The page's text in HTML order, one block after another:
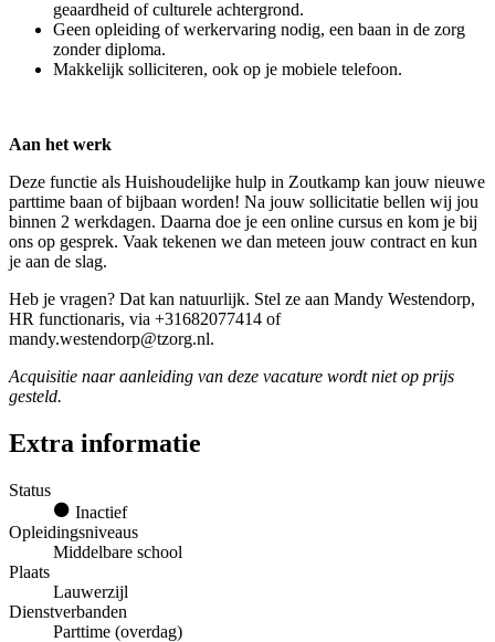
geaardheid of culturele achtergrond.
Geen opleiding of werkervaring nodig, een baan in de zorg
zonder diploma.
Makkelijk solliciteren, ook op je mobiele telefoon.
Aan het werk
Deze functie als Huishoudelijke hulp in Zoutkamp kan jouw nieuwe
parttime baan of bijbaan worden! Na jouw sollicitatie bellen wij jou
binnen 2 werkdagen. Daarna doe je een online cursus en kom je bij
ons op gesprek. Vaak tekenen we dan meteen jouw contract en kun
je aan de slag.
Heb je vragen? Dat kan natuurlijk. Stel ze aan Mandy Westendorp,
HR functionaris, via +31682077414 of
mandy.westendorp@tzorg.nl.
Acquisitie naar aanleiding van deze vacature wordt niet op prijs
gesteld.
Extra informatie
Status
Inactief
Opleidingsniveaus
Middelbare school
Plaats
Lauwerzijl
Dienstverbanden
Parttime (overdag)